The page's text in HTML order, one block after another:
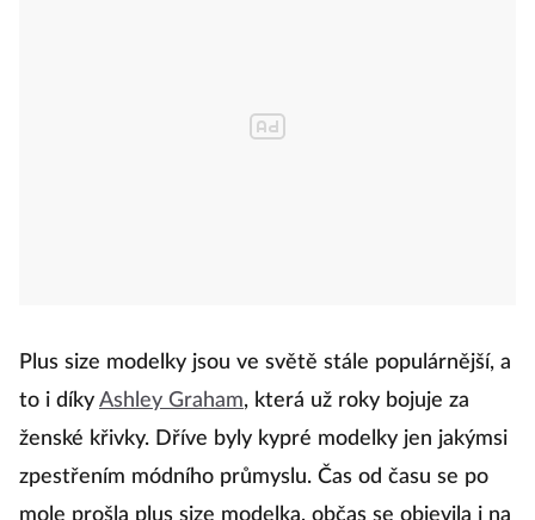
Plus size modelky jsou ve světě stále populárnější, a
to i díky Ashley Graham, která už roky bojuje za
ženské křivky. Dříve byly kypré modelky jen jakýmsi
zpestřením módního průmyslu. Čas od času se po
mole prošla plus size modelka, občas se objevila i na